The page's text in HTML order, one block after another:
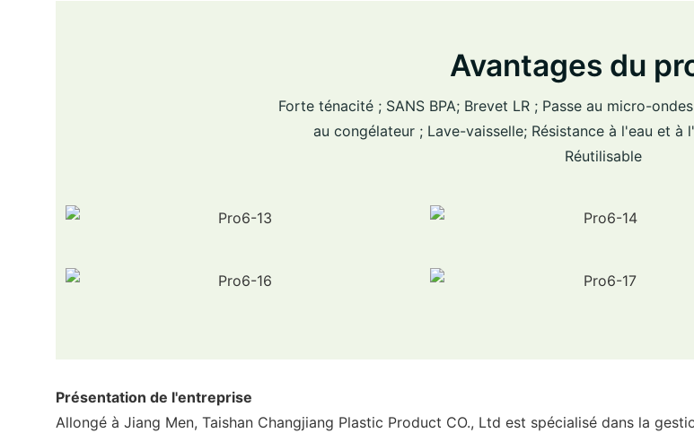
Avantages du
Forte ténacité ; SANS BPA; Brevet LR ; Passe au micro-
au congélateur ; Lave-vaisselle; Résistance à l'eau et à
Réutilisable
Présentation de l'entreprise
Allongé à Jiang Men, Taishan Changjiang Plastic Product CO., Ltd est spécialisé dans la